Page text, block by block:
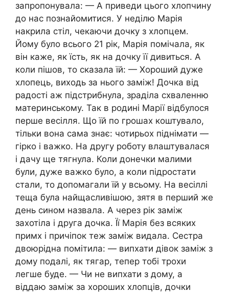
запропонувала: — А приведи цього хлопчину
до нас познайомитися. У неділю Марія
накрила стіл, чекаючи дочку з хлопцем.
Йому було всього 21 рік, Марія помічала, як
він каже, як їсть, як на дочку її дивиться. А
коли пішов, то сказала їй: — Хороший дуже
хлопець, виходь за нього заміж! Дочка від
радості аж підстрибнула, зраділа схваленню
материнському. Так в родині Марії відбулося
перше весілля. Що їй по грошах коштувало,
тільки вона сама знає: чотирьох піднімати —
гірко і важко. На другу роботу влаштувалася
і дачу ще тягнула. Коли донечки малими
були, дуже важко було, а коли підростати
стали, то допомагали їй у всьому. На весіллі
теща була найщасливішою, зятя в перший же
день сином назвала. А через рік заміж
захотіла і друга дочка. Її Марія без всяких
примх і причіпок теж заміж видала. Сестра
двоюрідна помітила: — випхати дівок заміж з
дому подалі, як тягар, тепер тобі трохи
легше буде. — Чи не випхати з дому, а
віддаю заміж за хороших хлопців, дочки